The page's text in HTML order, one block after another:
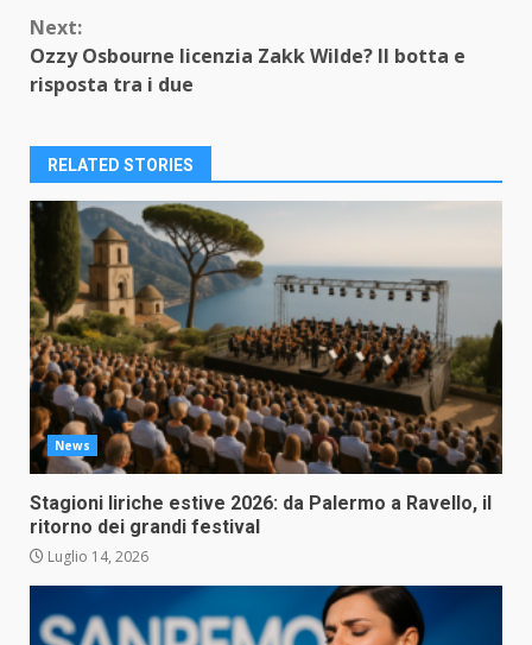
Next:
Ozzy Osbourne licenzia Zakk Wilde? Il botta e
risposta tra i due
RELATED STORIES
News
Stagioni liriche estive 2026: da Palermo a Ravello, il
ritorno dei grandi festival
Luglio 14, 2026